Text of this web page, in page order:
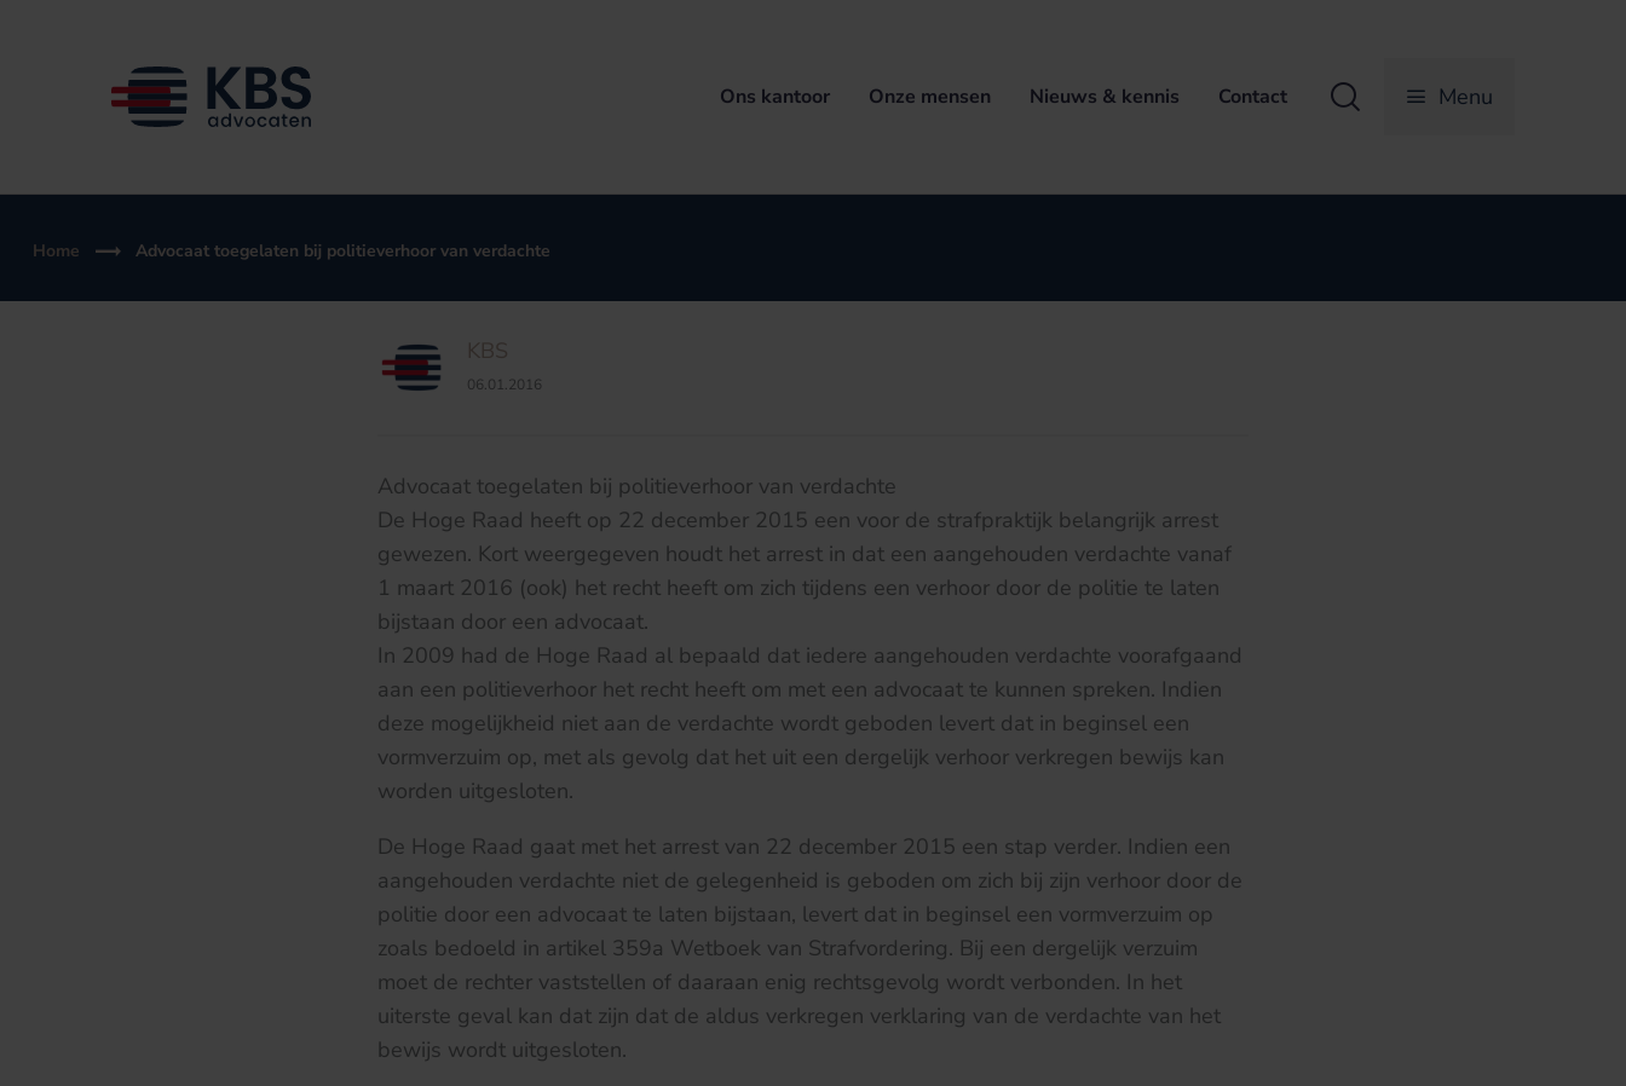
Ons kantoor Onze mensen Nieuws & kennis Contact Zoeken Menu
Home Advocaat toegelaten bij politieverhoor van verdachte
KBS
06.01.2016
Advocaat toegelaten bij politieverhoor van verdachte
De Hoge Raad heeft op 22 december 2015 een voor de strafpraktijk belangrijk arrest
gewezen. Kort weergegeven houdt het arrest in dat een aangehouden verdachte vanaf
1 maart 2016 (ook) het recht heeft om zich tijdens een verhoor door de politie te laten
bijstaan door een advocaat.
In 2009 had de Hoge Raad al bepaald dat iedere aangehouden verdachte voorafgaand
aan een politieverhoor het recht heeft om met een advocaat te kunnen spreken. Indien
deze mogelijkheid niet aan de verdachte wordt geboden levert dat in beginsel een
vormverzuim op, met als gevolg dat het uit een dergelijk verhoor verkregen bewijs kan
worden uitgesloten.
De Hoge Raad gaat met het arrest van 22 december 2015 een stap verder. Indien een
aangehouden verdachte niet de gelegenheid is geboden om zich bij zijn verhoor door de
politie door een advocaat te laten bijstaan, levert dat in beginsel een vormverzuim op
zoals bedoeld in artikel 359a Wetboek van Strafvordering. Bij een dergelijk verzuim
moet de rechter vaststellen of daaraan enig rechtsgevolg wordt verbonden. In het
uiterste geval kan dat zijn dat de aldus verkregen verklaring van de verdachte van het
bewijs wordt uitgesloten.